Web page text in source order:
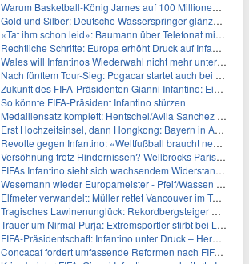
Warum Basketball-König James auf 100 Millionen verzichtet
Gold und Silber: Deutsche Wasserspringer glänzen bei EM
«Tat ihm schon leid»: Baumann über Telefonat mit Nagelsmann
Rechtliche Schritte: Europa erhöht Druck auf Infantino
Wales will Infantinos Wiederwahl nicht mehr unterstützen
Nach fünftem Tour-Sieg: Pogacar startet auch bei der Vuelta
Zukunft des FIFA-Präsidenten Gianni Infantino: Ein Wendepunkt steht bevor
So könnte FIFA-Präsident Infantino stürzen
Medaillensatz komplett: Hentschel/Avila Sanchez holen Bronze
Erst Hochzeitsinsel, dann Hongkong: Bayern in Asien bejubelt
Revolte gegen Infantino: «Weltfußball braucht neue Führung»
Versöhnung trotz Hindernissen? Wellbrocks Paris-Rückkehr
FIFAs Infantino sieht sich wachsendem Widerstand gegenüber, während UEFA und Concacaf Forderungen stellen
Wesemann wieder Europameister - Pfeif/Wassen holen Silber
Elfmeter verwandelt: Müller rettet Vancouver im Topspiel
Tragisches Lawinenunglück: Rekordbergsteiger Nirmal Purja verstorben
Trauer um Nirmal Purja: Extremsportler stirbt bei Lawinenunglück
FIFA-Präsidentschaft: Infantino unter Druck – Herausforderer im Anmarsch
Concacaf fordert umfassende Reformen nach FIFA-Planabsage